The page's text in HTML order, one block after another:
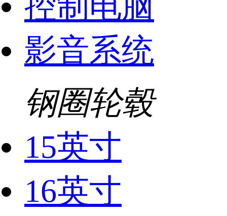
影音系统
钢圈轮毂
15英寸
16英寸